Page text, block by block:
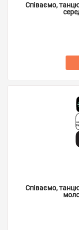
Співаємо,
Співаємо,